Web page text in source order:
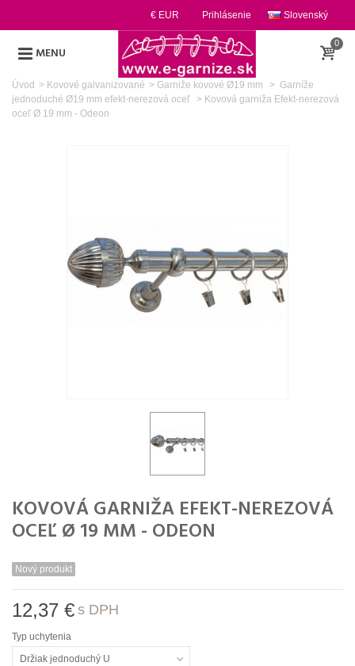
Slovenský
Prihlásenie
€ EUR
MENU
0
Úvod > Kovové galvanizované > Garniže kovové Ø19 mm > Garníže
jednoduché Ø19 mm efekt-nerezová oceľ > Kovová garniža Efekt-nerezová
oceľ Ø 19 mm - Odeon
KOVOVÁ GARNIŽA EFEKT-NEREZOVÁ
OCEĽ Ø 19 MM - ODEON
Nový produkt
12,37 € s DPH
Typ uchytenia
Držiak jednoduchý U